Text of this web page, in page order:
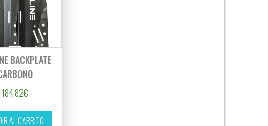
BACKPLATE
184,82€
AL CARRITO